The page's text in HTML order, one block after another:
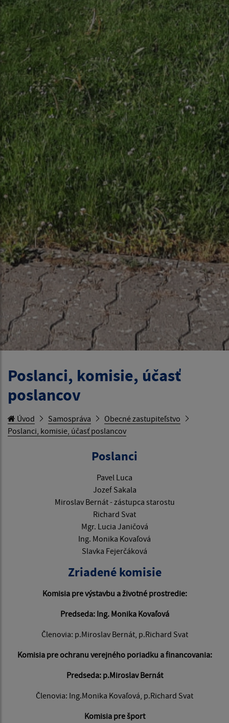
Poslanci, komisie, účasť
poslancov
Úvod Samospráva
Obecné zastupiteľstvo
Poslanci, komisie, účasť poslancov
Poslanci
Pavel Luca
Jozef Sakala
Miroslav Bernát - zástupca starostu
Richard Svat
Mgr. Lucia Janičová
Ing. Monika Kovaľová
Slavka Fejerčáková
Zriadené komisie
Komisia pre výstavbu a životné prostredie:
Predseda: Ing. Monika Kovaľová
Členovia: p.Miroslav Bernát, p.Richard Svat
Komisia pre ochranu verejného poriadku a financovania:
Predseda: p.Miroslav Bernát
Členovia: Ing.Monika Kovaľová, p.Richard Svat
Komisia pre šport